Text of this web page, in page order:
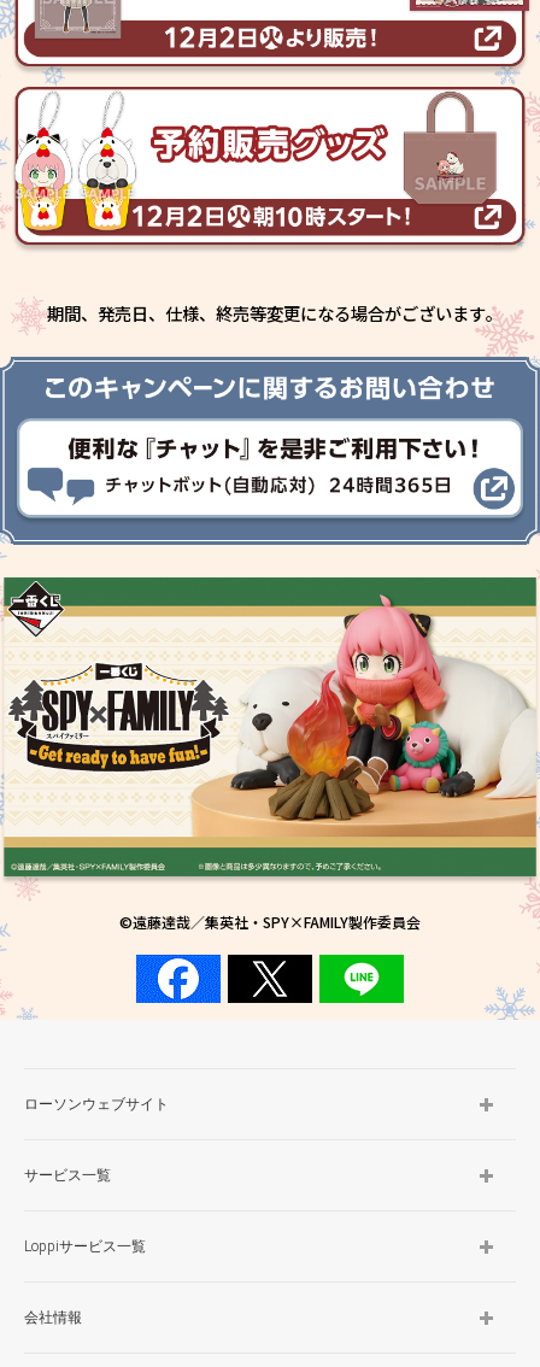
期間、発売日、仕様、終売等変更になる場合がございます｡
©遠藤達哉／集英社・SPY×FAMILY製作委員会
ローソンウェブサイト
サービス一覧
Loppiサービス一覧
会社情報